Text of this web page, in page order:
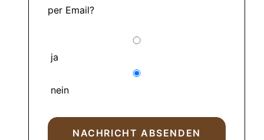
per Email?
ja
nein